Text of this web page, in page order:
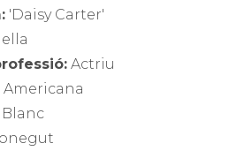
'Daisy Carter'
Actriu
Americana
Blanc